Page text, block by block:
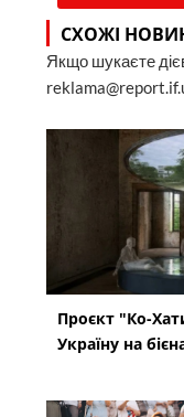
СХОЖІ
Якщо шукаєте
Проєкт "Ко-
Україну на